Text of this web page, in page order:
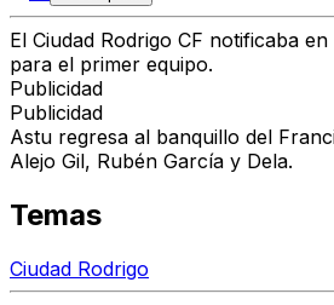
El Ciudad Rodrigo CF notificaba
para el primer equipo.
Publicidad
Publicidad
Astu regresa al banquillo del
Alejo Gil, Rubén García y Dela.
Temas
Ciudad Rodrigo